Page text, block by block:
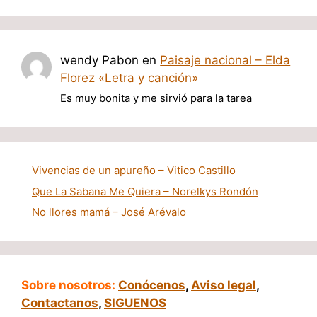
wendy Pabon en Paisaje nacional – Elda
Florez «Letra y canción»
Es muy bonita y me sirvió para la tarea
Vivencias de un apureño – Vitico Castillo
Que La Sabana Me Quiera – Norelkys Rondón
No llores mamá – José Arévalo
Sobre nosotros: Conócenos, Aviso legal,
Contactanos, SIGUENOS